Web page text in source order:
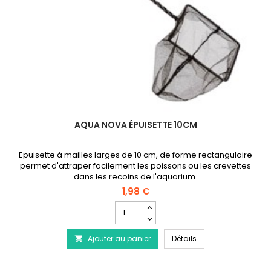
AQUA NOVA ÉPUISETTE 10CM
Epuisette à mailles larges de 10 cm, de forme rectangulaire
permet d'attraper facilement les poissons ou les crevettes
dans les recoins de l'aquarium.
1,98 €
quantité
du
produit
AQUA
 Ajouter au panier Détails